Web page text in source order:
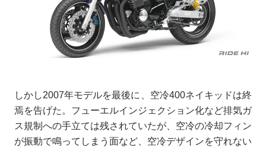
しかし2007年モデルを最後に、空冷400ネイキッドは終
焉を告げた。フューエルインジェクション化など排気ガ
ス規制への手立ては残されていたが、空冷の冷却フィン
が振動で鳴ってしまう面など、空冷デザインを守れない